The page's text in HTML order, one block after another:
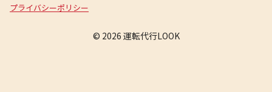
プライバシーポリシー
© 2026 運転代行LOOK